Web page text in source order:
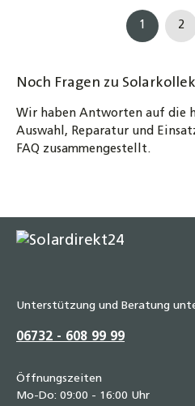
Seite
1 2
Noch Fragen zu
Wir haben Antworten auf die
Auswahl, Reparatur und
FAQ zusammengestellt.
Unterstützung und Beratung
06732 - 608 99 99
Öffnungszeiten
Mo-Do: 09:00 - 16:00 Uhr